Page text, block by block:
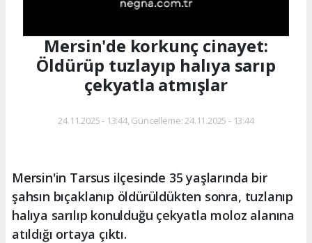
Mersin'de korkunç cinayet:
Öldürüp tuzlayıp halıya sarıp
çekyatla atmışlar
24.11.2025 - 13:44, Güncelleme: 24.11.2025 - 13:44
Mersin'in Tarsus ilçesinde 35 yaşlarında bir
şahsın bıçaklanıp öldürüldükten sonra, tuzlanıp
halıya sarılıp konulduğu çekyatla moloz alanına
atıldığı ortaya çıktı.